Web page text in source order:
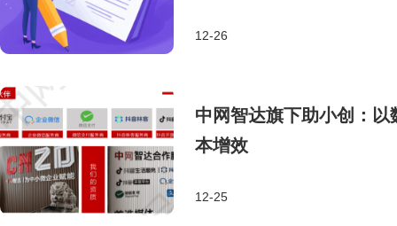
12-26
中网智达旗下助小创：
本增效
12-25